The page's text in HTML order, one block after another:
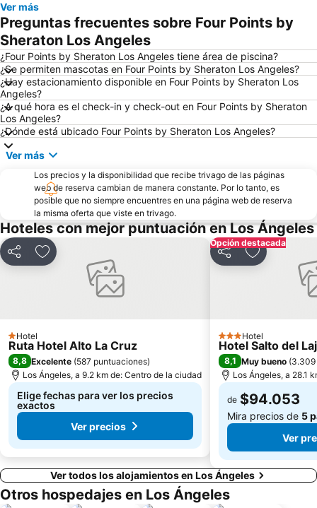
Ver más
Preguntas frecuentes sobre Four Points by
Sheraton Los Angeles
¿Four Points by Sheraton Los Angeles tiene área de piscina?
¿Se permiten mascotas en Four Points by Sheraton Los Angeles?
¿Hay estacionamiento disponible en Four Points by Sheraton Los
Angeles?
¿A qué hora es el check-in y check-out en Four Points by Sheraton
Los Angeles?
¿Dónde está ubicado Four Points by Sheraton Los Angeles?
Ver más
Los precios y la disponibilidad que recibe trivago de las páginas
web de reserva cambian de manera constante. Por lo tanto, es
posible que no siempre encuentres en una página web de reserva
la misma oferta que viste en trivago.
Hoteles con mejor puntuación en Los Ángeles
CompartirAgregar a favoritos
1 Estrellas
Hotel
Ruta Hotel Alto La Cruz
8,8 Excelente (587 puntuaciones)
Los Ángeles, a 9.2 km de: Centro de la ciudad
Elige fechas para ver los precios
exactos
Ver precios
Opción destacada
CompartirAgregar a
3 Estrellas
Hotel
Hotel Salto del
8,1 Muy bueno (3.309
Los Ángeles, a 28.1
de $94.053
Mira precios de 5
Ver
Ver todos los alojamientos en Los Ángeles
Otros hospedajes en Los Ángeles